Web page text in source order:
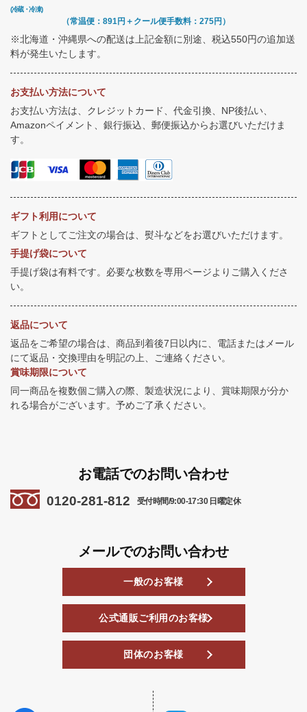
(冷蔵・冷凍)
（常温便：891円＋クール便手数料：275円）
※北海道・沖縄県への配送は上記金額に別途、税込550円の追加送
料が発生いたします。
お支払い方法について
お支払い方法は、クレジットカード、代金引換、NP後払い、
Amazonペイメント、銀行振込、郵便振込からお選びいただけま
す。
ギフト利用について
ギフトとしてご注文の場合は、熨斗などをお選びいただけます。
手提げ袋について
手提げ袋は有料です。必要な枚数を専用ページよりご購入くださ
い。
返品について
返品をご希望の場合は、商品到着後7日以内に、電話またはメール
にて返品・交換理由を明記の上、ご連絡ください。
賞味期限について
同一商品を複数個ご購入の際、製造状況により、賞味期限が分か
れる場合がございます。予めご了承ください。
お電話でのお問い合わせ
0120-281-812 受付時間/9:00-17:30 日曜定休
メールでのお問い合わせ
一般のお客様
公式通販ご利用のお客様
団体のお客様